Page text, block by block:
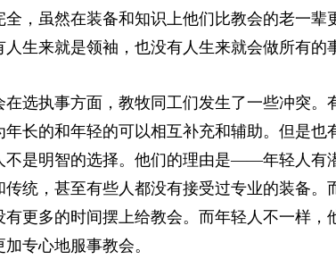
全，虽然在装备和知识上他们比教会的老一
生来就是领袖，也没有人生来就会做所有的
在选执事方面，教牧同工们发生了一些冲突
年长的和年轻的可以相互补充和辅助。但是
不是明智的选择。他们的理由是——年轻人有
传统，甚至有些人都没有接受过专业的装备
有更多的时间摆上给教会。而年轻人不一样
专心地服事教会。